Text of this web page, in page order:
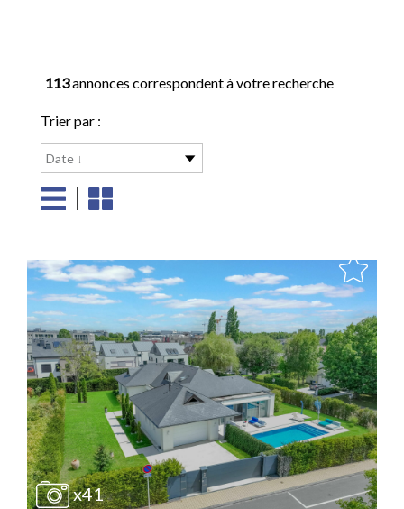
113annonces correspondent à votre recherche
Trier par :
Date ↓
x41